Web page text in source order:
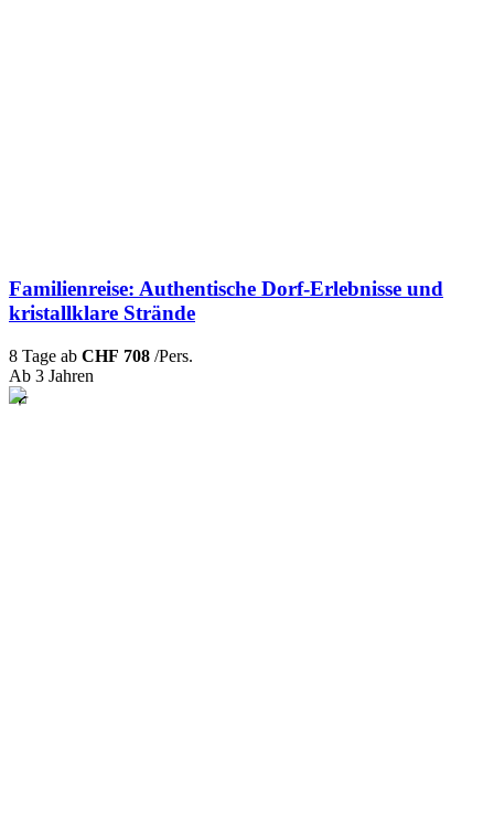
Familienreise: Authentische Dorf-Erlebnisse und
kristallklare Strände
8 Tage ab CHF 708 /Pers.
Ab 3 Jahren